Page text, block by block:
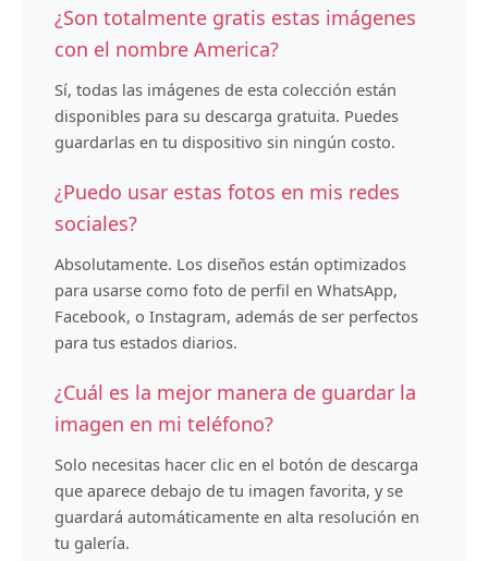
¿Son totalmente gratis estas imágenes
con el nombre America?
Sí, todas las imágenes de esta colección están
disponibles para su descarga gratuita. Puedes
guardarlas en tu dispositivo sin ningún costo.
¿Puedo usar estas fotos en mis redes
sociales?
Absolutamente. Los diseños están optimizados
para usarse como foto de perfil en WhatsApp,
Facebook, o Instagram, además de ser perfectos
para tus estados diarios.
¿Cuál es la mejor manera de guardar la
imagen en mi teléfono?
Solo necesitas hacer clic en el botón de descarga
que aparece debajo de tu imagen favorita, y se
guardará automáticamente en alta resolución en
tu galería.